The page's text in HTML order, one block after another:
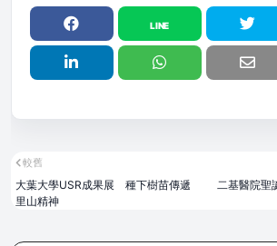
二基醫院
較舊
大葉大學USR成果展 種下樹苗傳遞
里山精神